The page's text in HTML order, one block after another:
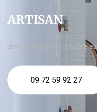
ARTISAN
devis Réparation chauffe
09 72 59 92 27